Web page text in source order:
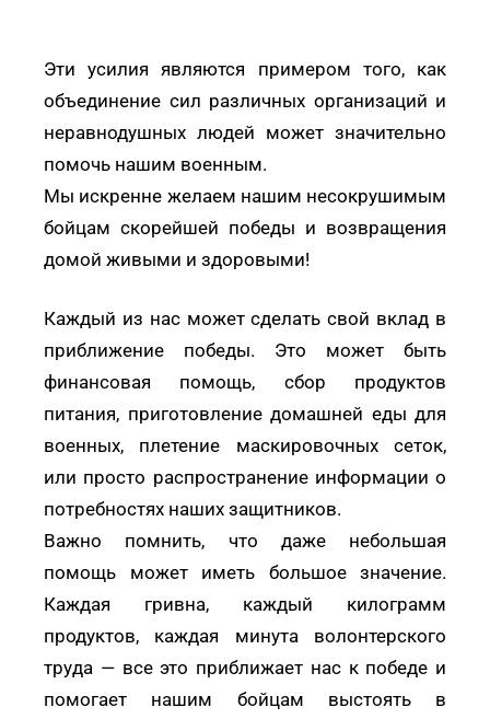
Эти усилия являются примером того, как
объединение сил различных организаций и
неравнодушных людей может значительно
помочь нашим военным.
Мы искренне желаем нашим несокрушимым
бойцам скорейшей победы и возвращения
домой живыми и здоровыми!
Каждый из нас может сделать свой вклад в
приближение победы. Это может быть
финансовая помощь, сбор продуктов
питания, приготовление домашней еды для
военных, плетение маскировочных сеток,
или просто распространение информации о
потребностях наших защитников.
Важно помнить, что даже небольшая
помощь может иметь большое значение.
Каждая гривна, каждый килограмм
продуктов, каждая минута волонтерского
труда — все это приближает нас к победе и
помогает нашим бойцам выстоять в